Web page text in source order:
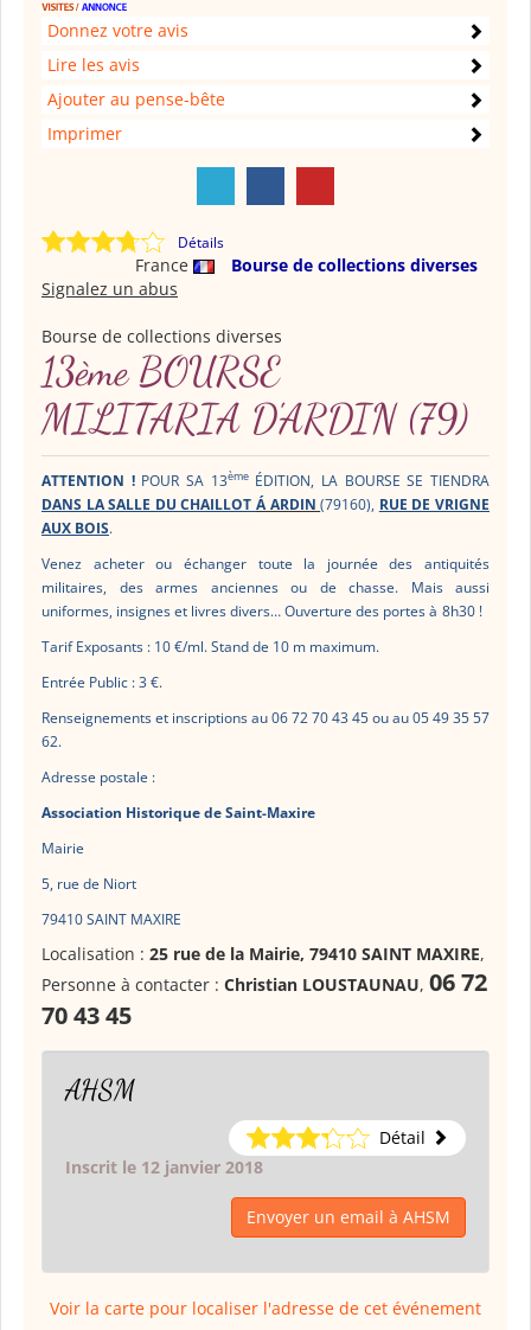
Donnez votre avis
Lire les avis
Ajouter au pense-bête
Imprimer
Détails
France
Bourse de collections diverses
Signalez un abus
Bourse de collections diverses
13ème BOURSE
MILITARIA D'ARDIN (79)
ATTENTION !POUR SA 13ème ÉDITION, LA BOURSE SE TIENDRA
DANS LA SALLE DU CHAILLOT ÁARDIN(79160), RUE DE VRIGNE
AUX BOIS.
Venez acheter ou échanger toute la journée des antiquités
militaires, des armes anciennes ou de chasse. Mais aussi
uniformes, insignes et livres divers… Ouverture des portes à 8h30 !
Tarif Exposants : 10 €/ml. Stand de 10 m maximum.
Entrée Public : 3 €.
Renseignements et inscriptions au 06 72 70 43 45 ou au 05 49 35 57
62.
Adresse postale :
Association Historique de Saint-Maxire
Mairie
5, rue de Niort
79410 SAINT MAXIRE
Localisation : 25 rue de la Mairie, 79410 SAINT MAXIRE,
Personne à contacter : Christian LOUSTAUNAU, 06 72
70 43 45
AHSM
Détail
Inscrit le 12 janvier 2018
Envoyer un email à AHSM
Voir la carte pour localiser l'adresse de cet événement